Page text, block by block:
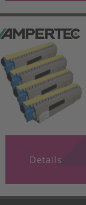
Details